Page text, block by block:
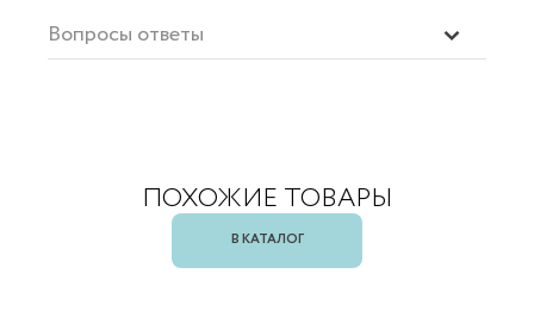
Вопросы ответы
ПОХОЖИЕ ТОВАРЫ
В КАТАЛОГ